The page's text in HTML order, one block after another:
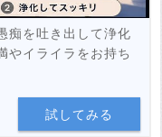
痴を吐き出して浄化
やイライラをお持ち
試してみる